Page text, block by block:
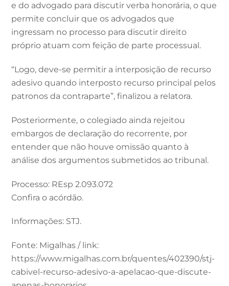
e do advogado para discutir verba honorária, o que
permite concluir que os advogados que
ingressam no processo para discutir direito
próprio atuam com feição de parte processual.
“Logo, deve-se permitir a interposição de recurso
adesivo quando interposto recurso principal pelos
patronos da contraparte”, finalizou a relatora.
Posteriormente, o colegiado ainda rejeitou
embargos de declaração do recorrente, por
entender que não houve omissão quanto à
análise dos argumentos submetidos ao tribunal.
Processo: REsp 2.093.072
Confira o acórdão.
Informações: STJ.
Fonte: Migalhas / link:
https://www.migalhas.com.br/quentes/402390/stj-
cabivel-recurso-adesivo-a-apelacao-que-discute-